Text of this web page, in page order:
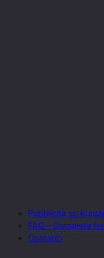
Pubblicità su
FAQ – Domande
Contatto